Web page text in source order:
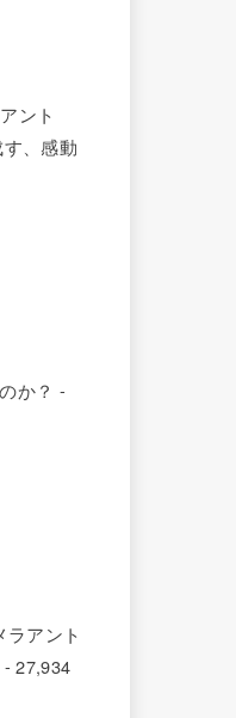
ント
、感動
か？ -
アント
- 27,934